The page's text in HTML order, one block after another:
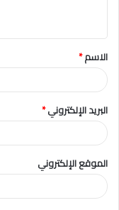
ق
*
الاسم*
البريد الإلكتروني*
الموقع الإلكتروني